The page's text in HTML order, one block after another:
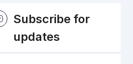
Subscribe for
updates